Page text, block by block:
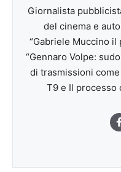
Giornalista
del cinema e
“Gabriele Muccino il
“Gennaro Volpe:
di trasmissioni
T9 e Il processo